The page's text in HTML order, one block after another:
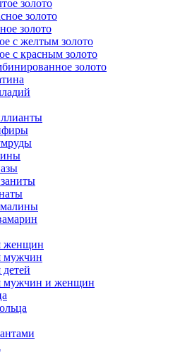
золото
золото
золото
с желтым золото
с красным золото
золото
женщин
мужчин
детей
мужчин и женщин